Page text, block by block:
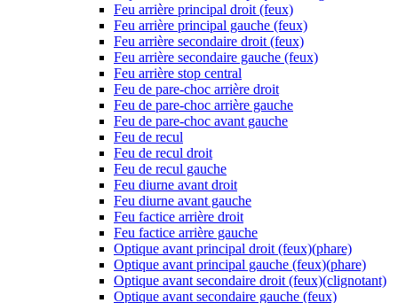
Feu arrière principal droit (feux)
Feu arrière principal gauche (feux)
Feu arrière secondaire droit (feux)
Feu arrière secondaire gauche (feux)
Feu arrière stop central
Feu de pare-choc arrière droit
Feu de pare-choc arrière gauche
Feu de pare-choc avant gauche
Feu de recul
Feu de recul droit
Feu de recul gauche
Feu diurne avant droit
Feu diurne avant gauche
Feu factice arrière droit
Feu factice arrière gauche
Optique avant principal droit (feux)(phare)
Optique avant principal gauche (feux)(phare)
Optique avant secondaire droit (feux)(clignotant)
Optique avant secondaire gauche (feux)